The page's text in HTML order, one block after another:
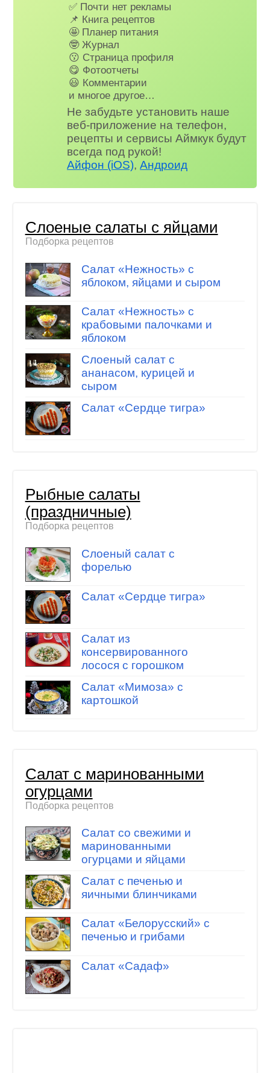
✅ Почти нет рекламы
📌 Книга рецептов
🤩 Планер питания
🤓 Журнал
😗 Страница профиля
😋 Фотоотчеты
😃 Комментарии
и многое другое…
Не забудьте установить наше
веб-приложение на телефон,
рецепты и сервисы Аймкук будут
всегда под рукой!
Айфон (iOS),Андроид
Слоеные салаты с яйцами
Подборка рецептов
Салат «Нежность» с
яблоком, яйцами и сыром
Салат «Нежность» с
крабовыми палочками и
яблоком
Слоеный салат с
ананасом, курицей и
сыром
Салат «Сердце тигра»
Рыбные салаты
(праздничные)
Подборка рецептов
Слоеный салат с
форелью
Салат «Сердце тигра»
Салат из
консервированного
лосося с горошком
Салат «Мимоза» с
картошкой
Салат с маринованными
огурцами
Подборка рецептов
Салат со свежими и
маринованными
огурцами и яйцами
Салат с печенью и
яичными блинчиками
Салат «Белорусский» с
печенью и грибами
Салат «Садаф»